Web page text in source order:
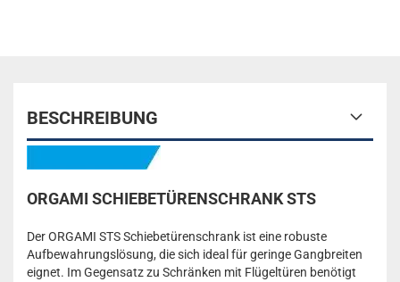
BESCHREIBUNG
ORGAMI SCHIEBETÜRENSCHRANK STS
Der ORGAMI STS Schiebetürenschrank ist eine robuste
Aufbewahrungslösung, die sich ideal für geringe Gangbreiten
eignet. Im Gegensatz zu Schränken mit Flügeltüren benötigt